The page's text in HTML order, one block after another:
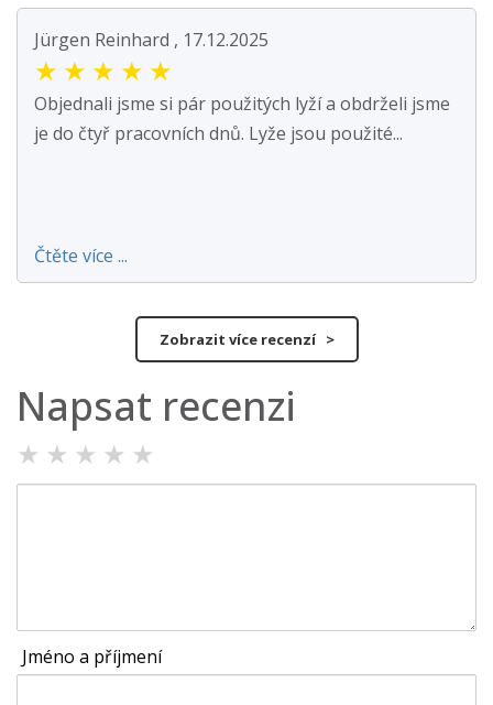
Jürgen Reinhard , 17.12.2025
★ ★ ★ ★ ★
Objednali jsme si pár použitých lyží a obdrželi jsme
je do čtyř pracovních dnů. Lyže jsou použité...
Čtěte více ...
Zobrazit více recenzí >
Napsat recenzi
★ ★ ★ ★ ★
Jméno a příjmení